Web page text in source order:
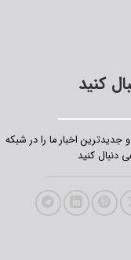
کنید
اخبار ما را در شبکه
دنبال کنید